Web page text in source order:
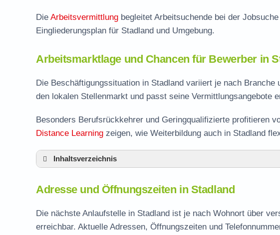
Die Arbeitsvermittlung begleitet Arbeitsuchende bei der
Eingliederungsplan für Stadland und Umgebung.
Arbeitsmarktlage und Chancen für Bewerber in
Die Beschäftigungssituation in Stadland variiert je nach
den lokalen Stellenmarkt und passt seine Vermittlungsangebote
Besonders Berufsrückkehrer und Geringqualifizierte profitieren
Distance Learning zeigen, wie Weiterbildung auch in Stadland
Inhaltsverzeichnis
Leistungen der Arbeitsvermittlung in Stadland
Termin vereinbaren und Bürgergeld beantragen
Jobcenter Wesermarsch – zuständige Stelle
Adresse und Öffnungszeiten in Stadland
Die nächste Anlaufstelle in Stadland ist je nach Wohnort über
erreichbar. Aktuelle Adressen, Öffnungszeiten und